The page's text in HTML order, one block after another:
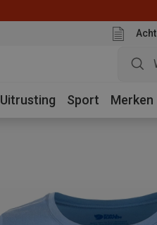
Uitrusting Sport Merken